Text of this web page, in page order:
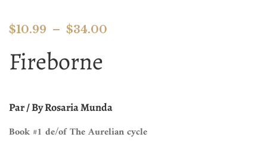
$10.99 – $34.00
Fireborne
Par / By Rosaria Munda
Book #1 de/of The Aurelian cycle